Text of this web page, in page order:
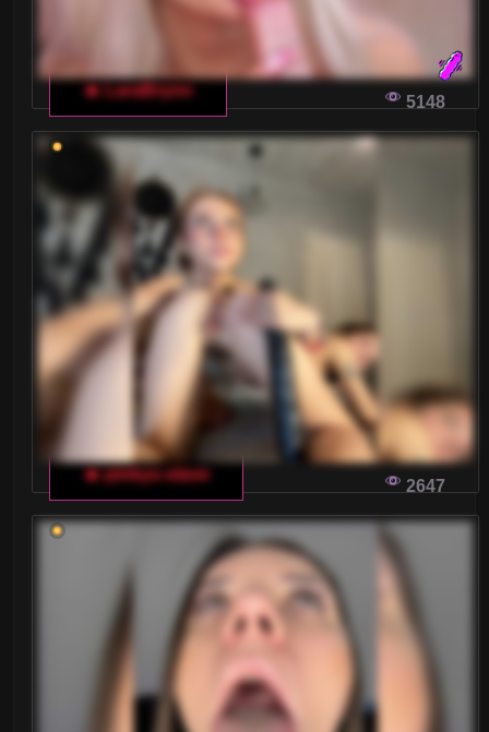
Duże tyłki
Gwizdy Porno
Kształtne
Laski
Latynoski
Małe piersi
Nastolatki 18+
Ogolone cipki
Owłosione cipki
Palenie
Rude
Sex Grupowy
Stopy Fetysz
Studentki
Umięśnione
🔥 LaraBrynn
5148
🔥 pinkys-slave
2647